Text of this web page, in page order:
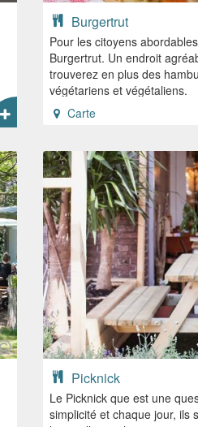
Burgertrut
Pour les citoyens
Burgertrut. Un endroit
trouverez en plus des
végétariens et végétaliens.
Carte
Picknick
Le Picknick que est une
simplicité et chaque jour, ils